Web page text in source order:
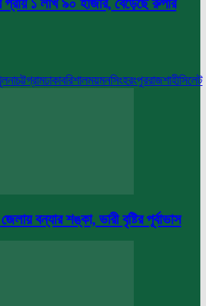
প্রায় ১ লাখ ৯০ হাজার, বেড়েছে রুপার
চট্টগ্রামঢাকাবরিশালময়মনসিংহরংপুররাজশাহীসিলেট
বন্যার শঙ্কা, ভারী বৃষ্টির পূর্বাভাস